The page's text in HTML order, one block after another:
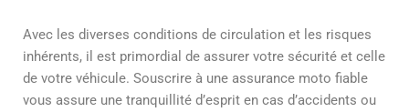
Avec les diverses conditions de circulation et les risques
inhérents, il est primordial de assurer votre sécurité et celle
de votre véhicule. Souscrire à une assurance moto fiable
vous assure une tranquillité d’esprit en cas d’accidents ou